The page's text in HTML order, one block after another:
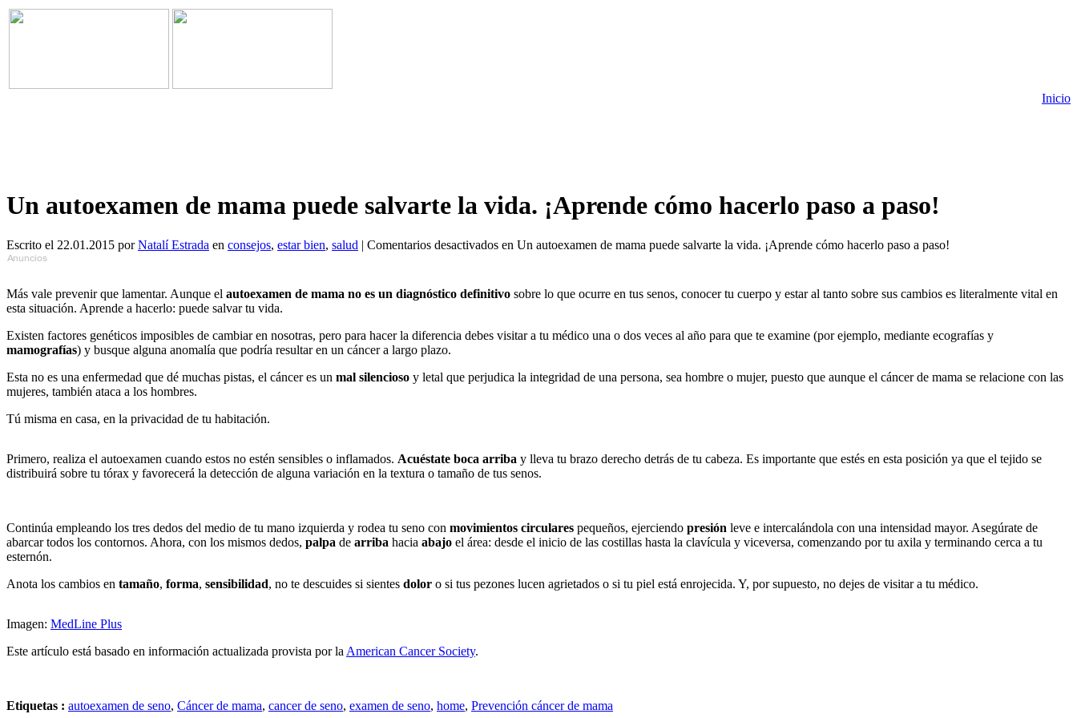
Inicio
Un autoexamen de mama puede salvarte la vida. ¡Aprende cómo hacerlo paso a paso!
Escrito el 22.01.2015 porNatalí Estrada en consejos, estar bien, salud | Comentarios desactivados en Un autoexamen de mama puede salvarte la vida. ¡Aprende cómo hacerlo paso a paso!
Más vale prevenir que lamentar. Aunque el autoexamen de mama no es un diagnóstico definitivo sobre lo que ocurre en tus senos, conocer tu cuerpo y estar al tanto sobre sus cambios es literalmente vital en
esta situación. Aprende a hacerlo: puede salvar tu vida.
Existen factores genéticos imposibles de cambiar en nosotras, pero para hacer la diferencia debes visitar a tu médico una o dos veces al año para que te examine (por ejemplo, mediante ecografías y
mamografías) y busque alguna anomalía que podría resultar en un cáncer a largo plazo.
Esta no es una enfermedad que dé muchas pistas, el cáncer es un mal silencioso y letal que perjudica la integridad de una persona, sea hombre o mujer, puesto que aunque el cáncer de mama se relacione con las
mujeres, también ataca a los hombres.
Tú misma en casa, en la privacidad de tu habitación.
Primero, realiza el autoexamen cuando estos no estén sensibles o inflamados. Acuéstate boca arriba y lleva tu brazo derecho detrás de tu cabeza. Es importante que estés en esta posición ya que el tejido se
distribuirá sobre tu tórax y favorecerá la detección de alguna variación en la textura o tamaño de tus senos.
Continúa empleando los tres dedos del medio de tu mano izquierda y rodea tu seno con movimientos circulares pequeños, ejerciendo presión leve e intercalándola con una intensidad mayor. Asegúrate de
abarcar todos los contornos. Ahora, con los mismos dedos, palpa de arriba hacia abajo el área: desde el inicio de las costillas hasta la clavícula y viceversa, comenzando por tu axila y terminando cerca a tu
esternón.
Anota los cambios en tamaño, forma, sensibilidad, no te descuides si sientes dolor o si tus pezones lucen agrietados o si tu piel está enrojecida. Y, por supuesto, no dejes de visitar a tu médico.
Imagen: MedLine Plus
Este artículo está basado en información actualizada provista por la American Cancer Society.
Etiquetas : autoexamen de seno, Cáncer de mama, cancer de seno, examen de seno, home, Prevención cáncer de mama